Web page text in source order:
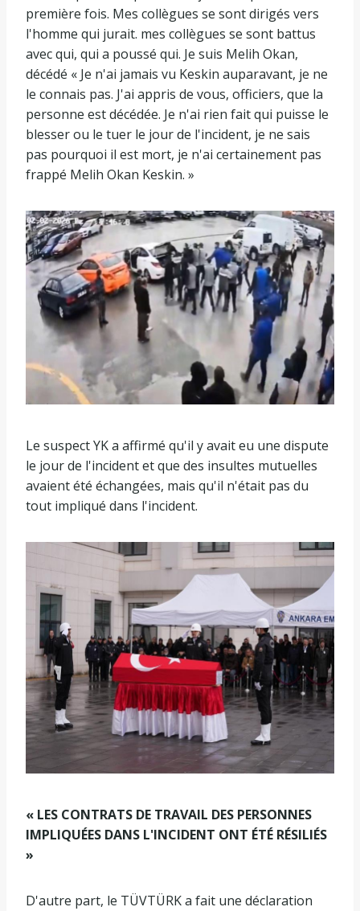
première fois. Mes collègues se sont dirigés vers
l'homme qui jurait. mes collègues se sont battus
avec qui, qui a poussé qui. Je suis Melih Okan,
décédé « Je n'ai jamais vu Keskin auparavant, je ne
le connais pas. J'ai appris de vous, officiers, que la
personne est décédée. Je n'ai rien fait qui puisse le
blesser ou le tuer le jour de l'incident, je ne sais
pas pourquoi il est mort, je n'ai certainement pas
frappé Melih Okan Keskin. »
Le suspect YK a affirmé qu'il y avait eu une dispute
le jour de l'incident et que des insultes mutuelles
avaient été échangées, mais qu'il n'était pas du
tout impliqué dans l'incident.
« LES CONTRATS DE TRAVAIL DES PERSONNES
IMPLIQUÉES DANS L'INCIDENT ONT ÉTÉ RÉSILIÉS
»
D'autre part, le TÜVTÜRK a fait une déclaration